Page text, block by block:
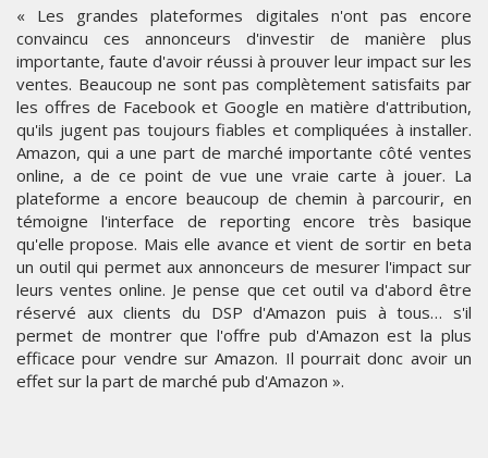
« Les grandes plateformes digitales n'ont pas encore
convaincu ces annonceurs d'investir de manière plus
importante, faute d'avoir réussi à prouver leur impact sur les
ventes. Beaucoup ne sont pas complètement satisfaits par
les offres de Facebook et Google en matière d'attribution,
qu'ils jugent pas toujours fiables et compliquées à installer.
Amazon, qui a une part de marché importante côté ventes
online, a de ce point de vue une vraie carte à jouer. La
plateforme a encore beaucoup de chemin à parcourir, en
témoigne l'interface de reporting encore très basique
qu'elle propose. Mais elle avance et vient de sortir en beta
un outil qui permet aux annonceurs de mesurer l'impact sur
leurs ventes online. Je pense que cet outil va d'abord être
réservé aux clients du DSP d'Amazon puis à tous… s'il
permet de montrer que l'offre pub d'Amazon est la plus
efficace pour vendre sur Amazon. Il pourrait donc avoir un
effet sur la part de marché pub d'Amazon ».